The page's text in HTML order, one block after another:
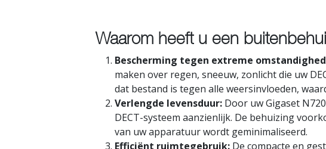
Waarom heeft u een
Bescherming tegen extreme
maken over regen, sneeuw, zonlicht die uw
dat bestand is tegen alle weersinvloeden,
Verlengde levensduur: Door uw Gigaset
DECT-systeem aanzienlijk. De behuizing
van uw apparatuur wordt geminimaliseerd.
Efficiënt ruimtegebruik: De compacte en